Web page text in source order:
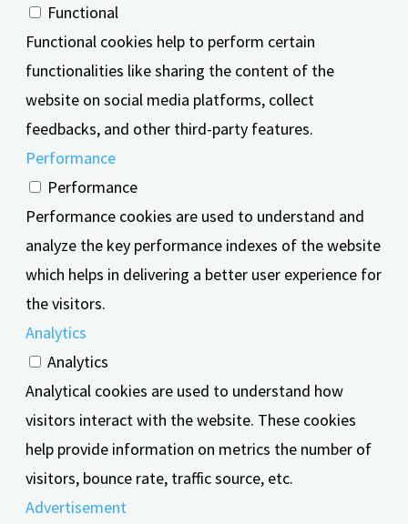
Functional
Functional cookies help to perform certain
functionalities like sharing the content of the
website on social media platforms, collect
feedbacks, and other third-party features.
Performance
Performance
Performance cookies are used to understand and
analyze the key performance indexes of the website
which helps in delivering a better user experience for
the visitors.
Analytics
Analytics
Analytical cookies are used to understand how
visitors interact with the website. These cookies
help provide information on metrics the number of
visitors, bounce rate, traffic source, etc.
Advertisement